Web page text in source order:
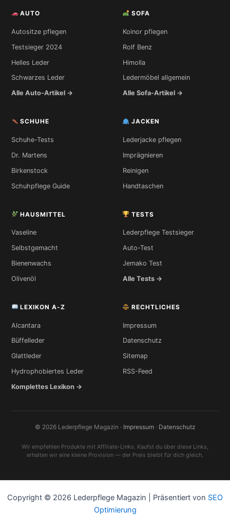
AUTO
Autositze pflegen
Testsieger 2024
Helles Leder
Schwarzes Leder
Alle Auto-Artikel →
SOFA
Koinor pflegen
Rolf Benz
Himolla
Ledermöbel allgemein
Alle Sofa-Artikel →
SCHUHE
Schuhe-Tests
Dr. Martens
Birkenstock
Schuhpflege Guide
JACKEN
Lederjacke pflegen
Imprägnieren
Reinigen
Handtaschen
HAUSMITTEL
Vaseline
Selbstgemacht
Bienenwachs
Olivenöl
TESTS
Lederpflege Testsieger
Auto-Test
Jemako Test
Alle Tests →
LEXIKON A-Z
Alcantara
Büffelleder
Glattleder
Hydrophobiertes Leder
Komplettes Lexikon →
RECHTLICHES
Impressum
Datenschutz
Sitemap
RSS-Feed
© 2026 Lederpflege Magazin · Impressum · Datenschutz
Wir empfehlen Produkte mit Affiliate-Links. Kaufst du über diese Links,
erhalten wir eine kleine Provision — der Preis bleibt für dich gleich.
Copyright © 2026 Lederpflege Magazin | Präsentiert von SEO
Optimierung